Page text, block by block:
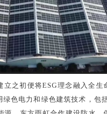
之初便将ESG理念融入全生
绿色电力和绿色建筑技术，包